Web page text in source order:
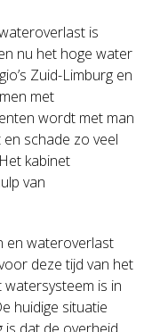
is
nu het hoge water
Zuid-Limburg en
met
wordt met man
schade zo veel
kabinet
van
en wateroverlast
deze tijd van het
watersysteem is in
huidige situatie